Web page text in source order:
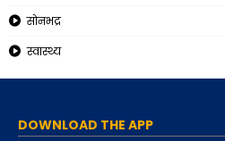
सोनभद्र
स्वास्थ्य
DOWNLOAD THE APP